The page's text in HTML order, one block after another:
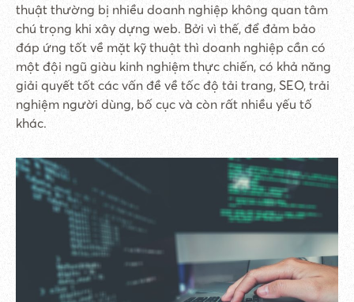
thuật thường bị nhiều doanh nghiệp không quan tâm
chú trọng khi xây dựng web. Bởi vì thế, để đảm bảo
đáp ứng tốt về mặt kỹ thuật thì doanh nghiệp cần có
một đội ngũ giàu kinh nghiệm thực chiến, có khả năng
giải quyết tốt các vấn đề về tốc độ tải trang, SEO, trải
nghiệm người dùng, bố cục và còn rất nhiều yếu tố
khác.